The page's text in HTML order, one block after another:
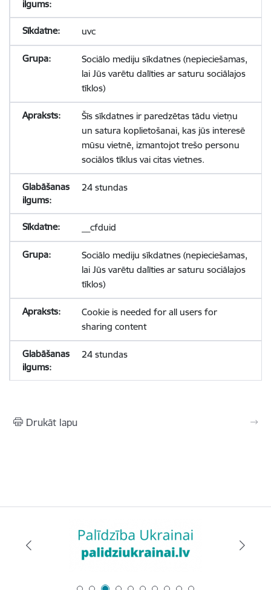
uvc
Sociālo mediju sīkdatnes (nepieciešamas,
lai Jūs varētu dalīties ar saturu sociālajos
tīklos)
Šīs sīkdatnes ir paredzētas tādu vietņu
un satura koplietošanai, kas jūs interesē
mūsu vietnē, izmantojot trešo personu
sociālos tīklus vai citas vietnes.
24 stundas
__cfduid
Sociālo mediju sīkdatnes (nepieciešamas,
lai Jūs varētu dalīties ar saturu sociālajos
tīklos)
Cookie is needed for all users for
sharing content
24 stundas
Drukāt lapu